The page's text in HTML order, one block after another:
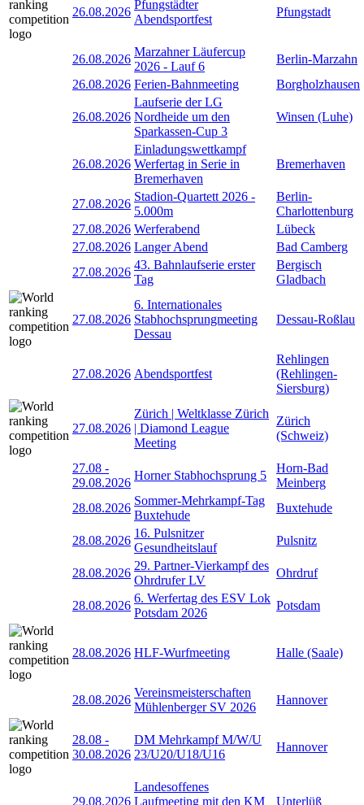
26.08.2026
Pfungstädter
Abendsportfest
Pfungstadt
26.08.2026
Marzahner Läufercup
2026 - Lauf 6
Berlin-Marzahn
26.08.2026 Ferien-Bahnmeeting Borgholzhausen
26.08.2026
Laufserie der LG
Nordheide um den
Sparkassen-Cup 3
Winsen (Luhe)
26.08.2026
Einladungswettkampf
Werfertag in Serie in
Bremerhaven
Bremerhaven
27.08.2026
Stadion-Quartett 2026 -
5.000m
Berlin-
Charlottenburg
27.08.2026 Werferabend
Lübeck
27.08.2026 Langer Abend
Bad Camberg
27.08.2026
43. Bahnlaufserie erster
Tag
Bergisch
Gladbach
27.08.2026
6. Internationales
Stabhochsprungmeeting
Dessau
Dessau-Roßlau
27.08.2026 Abendsportfest
Rehlingen
(Rehlingen-
Siersburg)
27.08.2026
Zürich | Weltklasse Zürich
| Diamond League
Meeting
Zürich
(Schweiz)
27.08 -
29.08.2026
Horner Stabhochsprung 5
Horn-Bad
Meinberg
28.08.2026
Sommer-Mehrkampf-Tag
Buxtehude
Buxtehude
28.08.2026
16. Pulsnitzer
Gesundheitslauf
Pulsnitz
28.08.2026
29. Partner-Vierkampf des
Ohrdrufer LV
Ohrdruf
28.08.2026
6. Werfertag des ESV Lok
Potsdam 2026
Potsdam
28.08.2026 HLF-Wurfmeeting Halle (Saale)
28.08.2026
Vereinsmeisterschaften
Mühlenberger SV 2026
Hannover
28.08 -
30.08.2026
DM Mehrkampf M/W/U
23/U20/U18/U16
Hannover
29.08.2026
Landesoffenes
Laufmeeting mit den KM
Unterlüß